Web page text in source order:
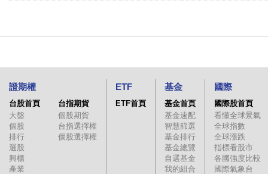
證期權
台股首頁
大盤
個股
排行
選股
興櫃
產業
台指期貨
個股期貨
台指選擇權
個股選擇權
ETF
ETF首頁
基金
基金首頁
基金速配
智慧篩選
基金排行
基金總覽
自選基金
我的組合
國際
國際股首頁
看懂全球景氣
全球指數
全球漲跌
指標看股市
各國強度比較
國際氣象台